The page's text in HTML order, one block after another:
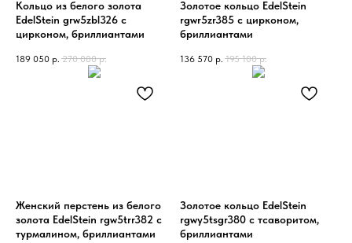
Кольцо из белого золота
EdelStein grw5zbl326 с
цирконом, бриллиантами
189 050 р. 270 080 р.
Золотое кольцо EdelStein
rgwr5zr385 с цирконом,
бриллиантами
136 570 р. 195 100 р.
Женский перстень из белого
золота EdelStein rgw5trr382 с
турмалином, бриллиантами
Золотое кольцо EdelStein
rgwy5tsgr380 с тсаворитом,
бриллиантами